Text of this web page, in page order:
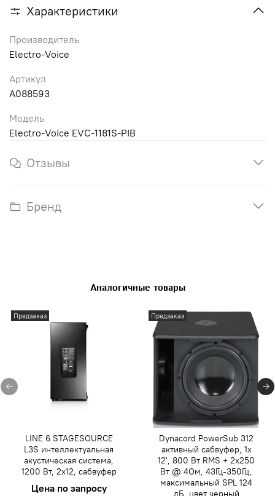
Характеристики
Производитель
Electro-Voice
Артикул
A088593
Модель
Electro-Voice EVC-1181S-PIB
Отзывы
Бренд
Аналогичные товары
Предзаказ
LINE 6 STAGESOURCE
L3S интеллектуальная
акустическая система,
1200 Вт, 2x12, сабвуфер
Цена по запросу
Предзаказ
Dynacord PowerSub 312
активный сабвуфер, 1x
12', 800 Вт RMS + 2x250
Вт @ 4Ом, 43Гц-350Гц,
максимальный SPL 124
дБ, цвет черный